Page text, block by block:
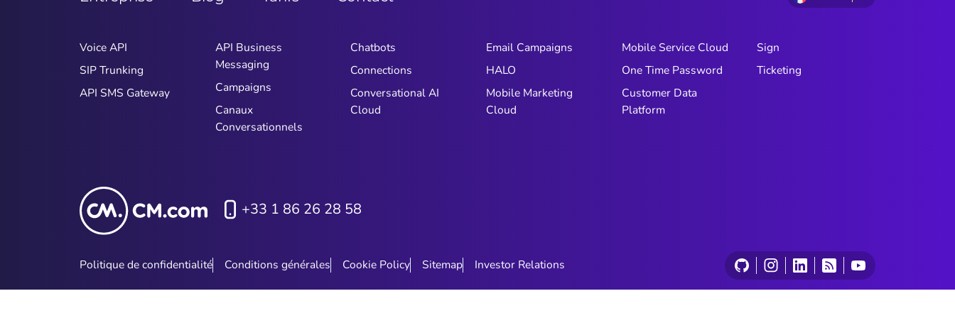
Voice API
SIP Trunking
API SMS Gateway
API Business
Messaging
Campaigns
Canaux
Conversationnels
Chatbots
Connections
Conversational AI
Cloud
Email Campaigns
HALO
Mobile Marketing
Cloud
Mobile Service Cloud
One Time Password
Customer Data
Platform
Sign
Ticketing
+33 1 86 26 28 58
Politique de confidentialité Conditions générales Cookie Policy Sitemap Investor Relations